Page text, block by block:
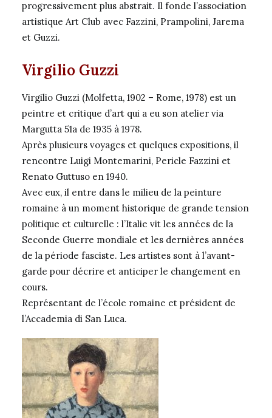
progressivement plus abstrait. Il fonde l’association
artistique Art Club avec Fazzini, Prampolini, Jarema
et Guzzi.
Virgilio Guzzi
Virgilio Guzzi (Molfetta, 1902 – Rome, 1978) est un
peintre et critique d’art qui a eu son atelier via
Margutta 51a de 1935 à 1978.
Après plusieurs voyages et quelques expositions, il
rencontre Luigi Montemarini, Pericle Fazzini et
Renato Guttuso en 1940.
Avec eux, il entre dans le milieu de la peinture
romaine à un moment historique de grande tension
politique et culturelle : l’Italie vit les années de la
Seconde Guerre mondiale et les dernières années
de la période fasciste. Les artistes sont à l’avant-
garde pour décrire et anticiper le changement en
cours.
Représentant de l’école romaine et président de
l’Accademia di San Luca.